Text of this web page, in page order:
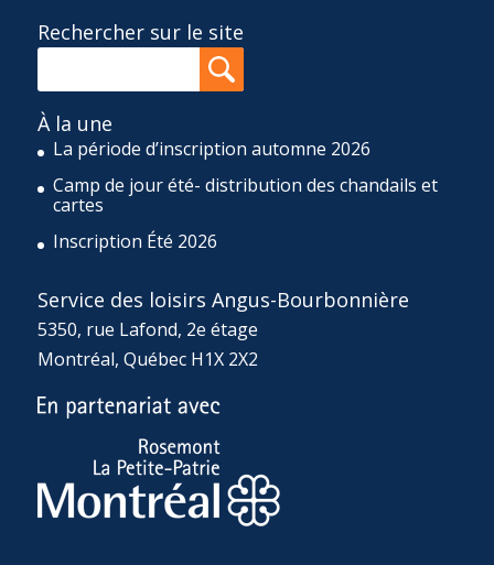
Rechercher sur le site
À la une
La période d’inscription automne 2026
Camp de jour été- distribution des chandails et
cartes
Inscription Été 2026
Service des loisirs Angus-Bourbonnière
5350, rue Lafond, 2e étage
Montréal, Québec H1X 2X2